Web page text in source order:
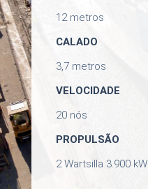
12 metros
CALADO
3,7 metros
VELOCIDADE
20 nós
PROPULSÃO
2 Wartsilla 3.900 kW